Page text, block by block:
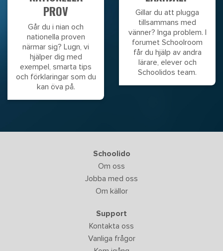
PROV
Går du i nian och
nationella proven
närmar sig? Lugn, vi
hjälper dig med
exempel, smarta tips
och förklaringar som du
kan öva på.
Gillar du att plugga
tillsammans med
vänner? Inga problem. I
forumet Schoolroom
får du hjälp av andra
lärare, elever och
Schoolidos team.
Schoolido
Om oss
Jobba med oss
Om källor
Support
Kontakta oss
Vanliga frågor